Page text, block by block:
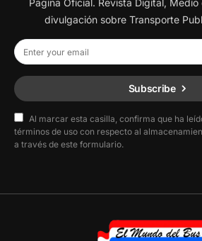
Pagina Oficial. Revista Digital,
divulgación sobre Transporte
Subscribe
Al marcar esta casilla, confirma que ha
términos de uso con respecto al
a través de este formulario.